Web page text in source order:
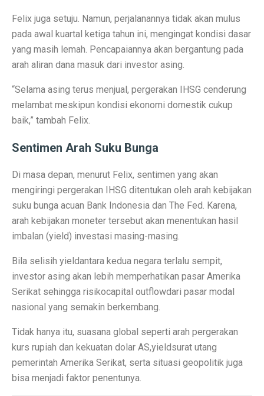
Perbandingan Xiaomi 15T vs 15T Pro: Spesifikasi dan
Revolusi Data: AI Mengubah Pengelolaan Informasi di
MDRN dan Genertec Kolaborasi di Industri,
Workshop SOHIB Berkelas Kemkomdigi:
Vivo Y03t vs X100: Perbandingan Harga dan Fitur!
Perbandingan ADV160 vs Nmax 155, Lihat Spesifikasi
7 HP Flagship Android Terkencang 2025, Bukan
Air Minum Biru: Inovasi Teknologi yang Buka Peluang
Amazfit Buka Store Pertama di Indonesia,
Siap Kalahkan Samsung S25 FE, 3 HP Kamera
3 Rekomendasi HP Spek Gahar Harga Terjangkau di
TECNO Pova 6 Pro 5G: Gaming Murah dengan
Felix juga setuju. Namun, perjalanannya tidak akan mulus
pada awal kuartal ketiga tahun ini, mengingat kondisi dasar
yang masih lemah. Pencapaiannya akan bergantung pada
arah aliran dana masuk dari investor asing.
“Selama asing terus menjual, pergerakan IHSG cenderung
melambat meskipun kondisi ekonomi domestik cukup
baik,” tambah Felix.
Sentimen Arah Suku Bunga
Di masa depan, menurut Felix, sentimen yang akan
mengiringi pergerakan IHSG ditentukan oleh arah kebijakan
suku bunga acuan Bank Indonesia dan The Fed. Karena,
arah kebijakan moneter tersebut akan menentukan hasil
imbalan (yield) investasi masing-masing.
Bila selisih yieldantara kedua negara terlalu sempit,
investor asing akan lebih memperhatikan pasar Amerika
Serikat sehingga risikocapital outflowdari pasar modal
nasional yang semakin berkembang.
Tidak hanya itu, suasana global seperti arah pergerakan
kurs rupiah dan kekuatan dolar AS,yieldsurat utang
pemerintah Amerika Serikat, serta situasi geopolitik juga
bisa menjadi faktor penentunya.